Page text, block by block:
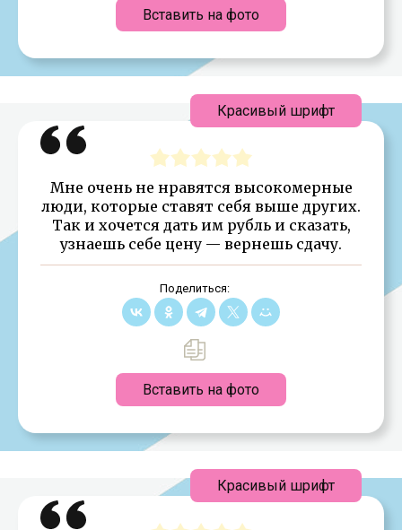
Вставить на фото
Мне очень не нравятся высокомерные
люди, которые ставят себя выше других.
Так и хочется дать им рубль и сказать,
узнаешь себе цену — вернешь сдачу.
Поделиться:
Вставить на фото
Красивый шрифт
Красивый шрифт